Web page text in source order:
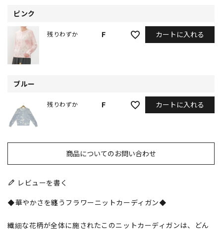
ピンク
F
残りわずか カートに入れる
ブルー
F
残りわずか カートに入れる
商品についてのお問い合わせ
レビューを書く
◆華やかさを纏うフラワーニットカーディガン◆
繊細な花柄が全体に施されたこのニットカーディガンは、どん